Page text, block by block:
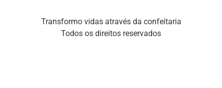
Transformo vidas através da confeitaria
Todos os direitos reservados